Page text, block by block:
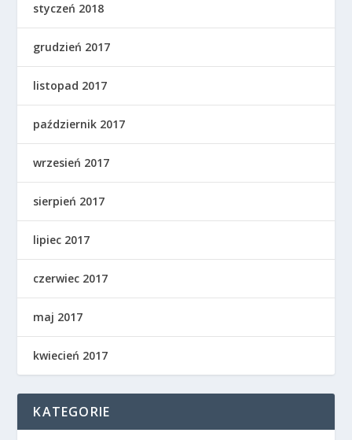
styczeń 2018
grudzień 2017
listopad 2017
październik 2017
wrzesień 2017
sierpień 2017
lipiec 2017
czerwiec 2017
maj 2017
kwiecień 2017
KATEGORIE